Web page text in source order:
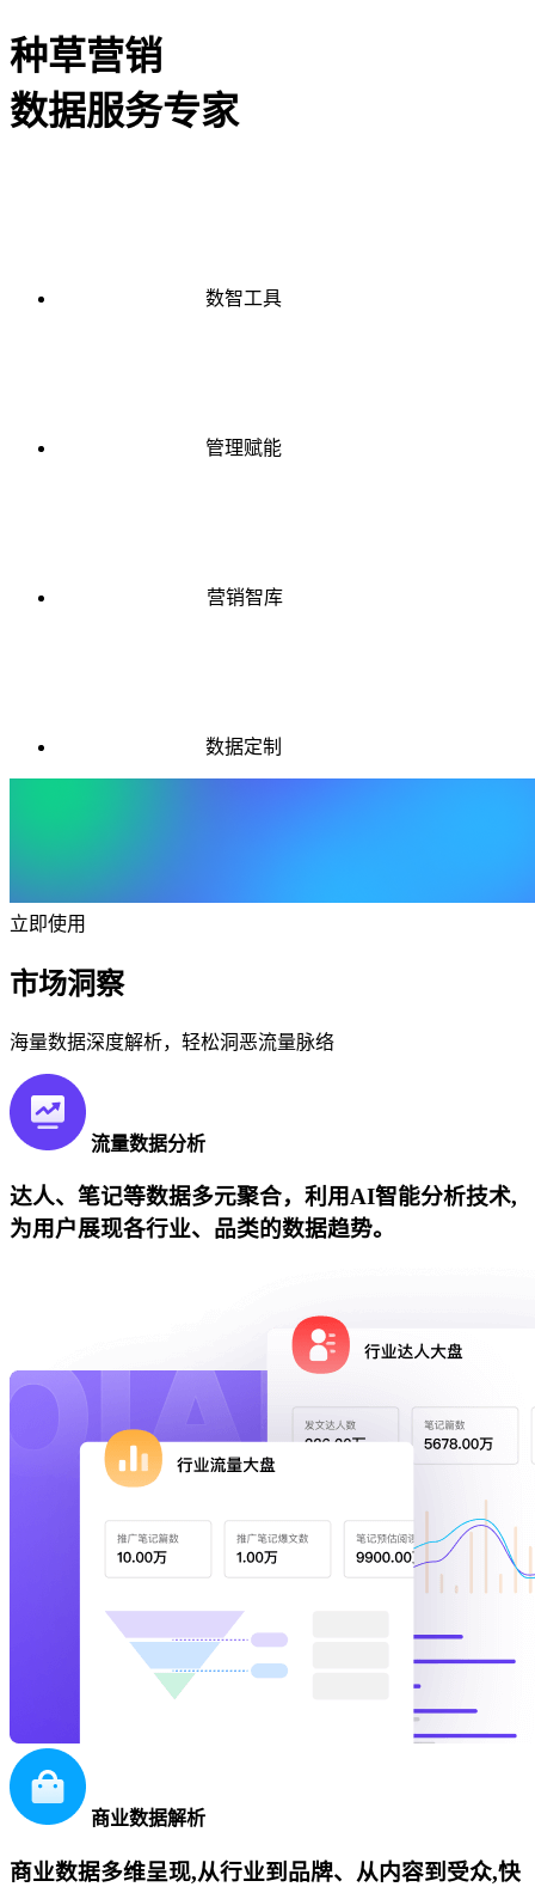
种草营销
数据服务专家
数智工具
管理赋能
营销智库
数据定制
立即使用
市场洞察
海量数据深度解析，轻松洞恶流量脉络
流量数据分析
达人、笔记等数据多元聚合，利用AI智能分析技术,
为用户展现各行业、品类的数据趋势。
商业数据解析
商业数据多维呈现,从行业到品牌、从内容到受众,快